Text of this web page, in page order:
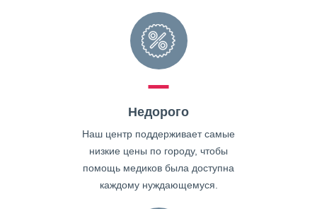
Недорого
Наш центр поддерживает самые
низкие цены по городу, чтобы
помощь медиков была доступна
каждому нуждающемуся.